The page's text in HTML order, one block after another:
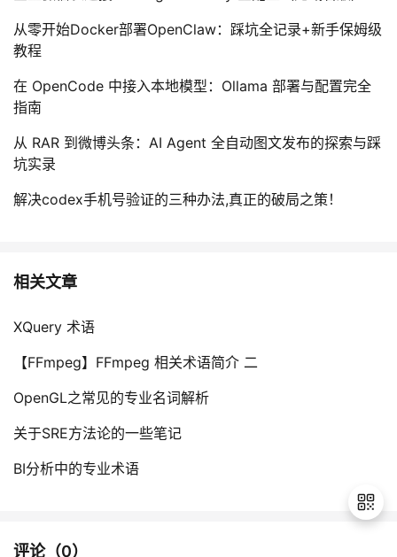
从零开始Docker部署OpenClaw：踩坑全记录+新手保姆级
教程
在 OpenCode 中接入本地模型：Ollama 部署与配置完全
指南
从 RAR 到微博头条：AI Agent 全自动图文发布的探索与踩
坑实录
解决codex手机号验证的三种办法,真正的破局之策！
相关文章
XQuery 术语
【FFmpeg】FFmpeg 相关术语简介 二
OpenGL之常见的专业名词解析
关于SRE方法论的一些笔记
BI分析中的专业术语
评论（0）